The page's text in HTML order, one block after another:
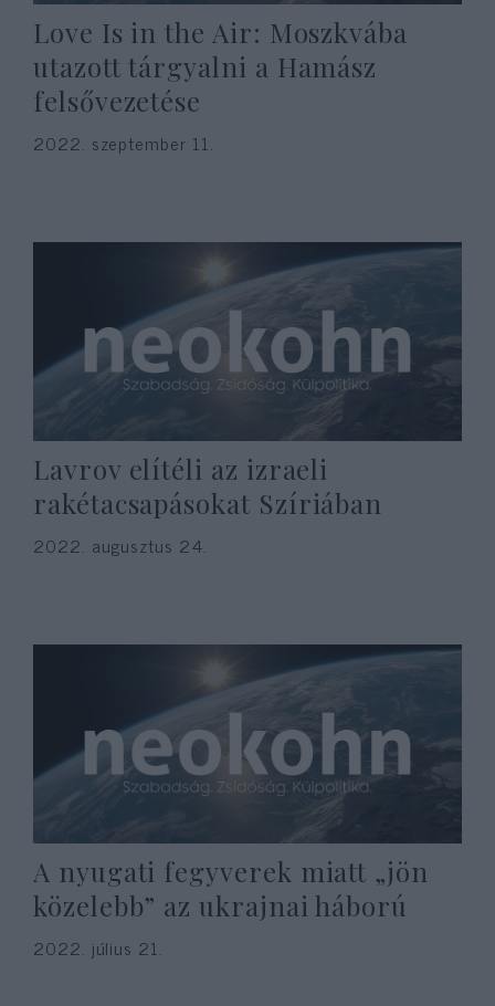
Love Is in the Air: Moszkvába
utazott tárgyalni a Hamász
felsővezetése
2022. szeptember 11.
Lavrov elítéli az izraeli
rakétacsapásokat Szíriában
2022. augusztus 24.
A nyugati fegyverek miatt „jön
közelebb” az ukrajnai háború
2022. július 21.